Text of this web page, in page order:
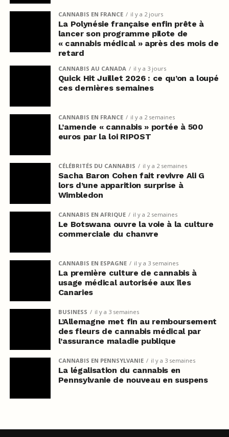
CANNABIS EN FRANCE il y a 2 jours
La Polynésie française enfin prête à
lancer son programme pilote de
« cannabis médical » après des mois de
retard
CANNABIS AU CANADA il y a 3 jours
Quick Hit Juillet 2026 : ce qu’on a loupé
ces dernières semaines
CANNABIS EN FRANCE il y a 2 semaines
L’amende « cannabis » portée à 500
euros par la loi RIPOST
CÉLÉBRITÉS DU CANNABIS il y a 2 semaines
Sacha Baron Cohen fait revivre Ali G
lors d’une apparition surprise à
Wimbledon
CANNABIS EN AFRIQUE il y a 2 semaines
Le Botswana ouvre la voie à la culture
commerciale du chanvre
CANNABIS EN ESPAGNE il y a 3 semaines
La première culture de cannabis à
usage médical autorisée aux îles
Canaries
BUSINESS il y a 3 semaines
L’Allemagne met fin au remboursement
des fleurs de cannabis médical par
l’assurance maladie publique
CANNABIS EN PENNSYLVANIE il y a 3 semaines
La légalisation du cannabis en
Pennsylvanie de nouveau en suspens